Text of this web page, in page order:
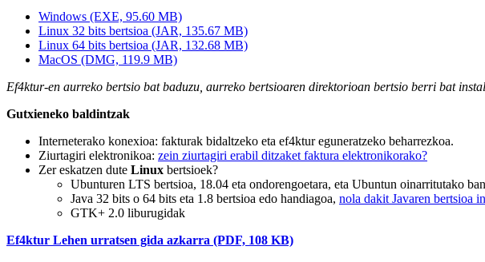
Windows (EXE, 95.60 MB)
Linux 32 bits bertsioa (JAR, 135.67 MB)
Linux 64 bits bertsioa (JAR, 132.68 MB)
MacOS (DMG, 119.9 MB)
Ef4ktur-en aurreko bertsio bat baduzu, aurreko bertsioaren direktorioan bertsio berri bat
Gutxieneko baldintzak
Interneterako konexioa: fakturak bidaltzeko eta ef4ktur eguneratzeko beharrezkoa.
Ziurtagiri elektronikoa: zein ziurtagiri erabil ditzaket faktura elektronikorako?
Zer eskatzen dute Linux bertsioek?
Ubunturen LTS bertsioa, 18.04 eta ondorengoetara, eta Ubuntun oinarritutako
Java 32 bits o 64 bits eta 1.8 bertsioa edo handiagoa, nola dakit Javaren bertsioa
GTK+ 2.0 liburugidak
Ef4ktur Lehen urratsen gida azkarra (PDF, 108 KB)